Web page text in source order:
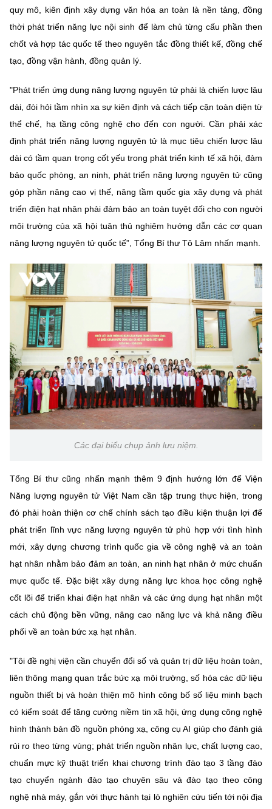
quy mô, kiên định xây dựng văn hóa an toàn là nền tảng, đồng
thời phát triển năng lực nội sinh để làm chủ từng cấu phần then
chốt và hợp tác quốc tế theo nguyên tắc đồng thiết kế, đồng chế
tạo, đồng vận hành, đồng quản lý.
"Phát triển ứng dụng năng lượng nguyên tử phải là chiến lược lâu
dài, đòi hỏi tầm nhìn xa sự kiên định và cách tiếp cận toàn diện từ
thể chế, hạ tầng công nghệ cho đến con người. Cần phải xác
định phát triển năng lượng nguyên tử là mục tiêu chiến lược lâu
dài có tầm quan trọng cốt yếu trong phát triển kinh tế xã hội, đảm
bảo quốc phòng, an ninh, phát triển năng lượng nguyên tử cũng
góp phần nâng cao vị thế, nâng tầm quốc gia xây dựng và phát
triển điện hạt nhân phải đảm bảo an toàn tuyệt đối cho con người
môi trường của xã hội tuân thủ nghiêm hướng dẫn các cơ quan
năng lượng nguyên tử quốc tế”, Tổng Bí thư Tô Lâm nhấn mạnh.
Các đại biểu chụp ảnh lưu niệm.
Tổng Bí thư cũng nhấn mạnh thêm 9 định hướng lớn để Viện
Năng lượng nguyên tử Việt Nam cần tập trung thực hiện, trong
đó phải hoàn thiện cơ chế chính sách tạo điều kiện thuận lợi để
phát triển lĩnh vực năng lượng nguyên tử phù hợp với tình hình
mới, xây dựng chương trình quốc gia về công nghệ và an toàn
hạt nhân nhằm bảo đảm an toàn, an ninh hạt nhân ở mức chuẩn
mực quốc tế. Đặc biệt xây dựng năng lực khoa học công nghệ
cốt lõi để triển khai điện hạt nhân và các ứng dụng hạt nhân một
cách chủ động bền vững, nâng cao năng lực và khả năng điều
phối về an toàn bức xạ hạt nhân.
"Tôi đề nghị viện cần chuyển đổi số và quản trị dữ liệu hoàn toàn,
liên thông mạng quan trắc bức xạ môi trường, số hóa các dữ liệu
nguồn thiết bị và hoàn thiện mô hình công bố số liệu minh bạch
có kiểm soát để tăng cường niềm tin xã hội, ứng dụng công nghệ
hình thành bản đồ nguồn phóng xạ, công cụ AI giúp cho đánh giá
rủi ro theo từng vùng; phát triển nguồn nhân lực, chất lượng cao,
chuẩn mực kỹ thuật triển khai chương trình đào tạo 3 tầng đào
tạo chuyển ngành đào tạo chuyên sâu và đào tạo theo công
nghệ nhà máy, gắn với thực hành tại lò nghiên cứu tiến tới nội địa